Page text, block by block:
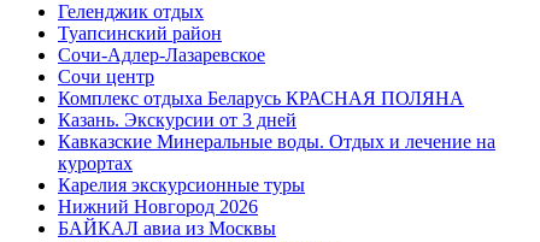
Геленджик отдых
Туапсинский район
Сочи-Адлер-Лазаревское
Сочи центр
Комплекс отдыха Беларусь КРАСНАЯ ПОЛЯНА
Казань. Экскурсии от 3 дней
Кавказские Минеральные воды. Отдых и лечение на
курортах
Карелия экскурсионные туры
Нижний Новгород 2026
БАЙКАЛ авиа из Москвы